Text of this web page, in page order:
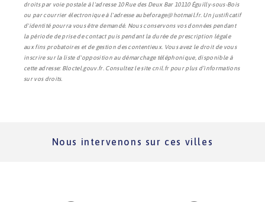
droits par voie postale à l'adresse 10 Rue des Deux Bar 10110 Éguilly-sous-Bois
ou par courrier électronique à l'adresse aubeforage@hotmail.fr. Un justificatif
d'identité pourra vous être demandé. Nous conservons vos données pendant
la période de prise de contact puis pendant la durée de prescription légale
aux fins probatoires et de gestion des contentieux. Vous avez le droit de vous
inscrire sur la liste d'opposition au démarchage téléphonique, disponible à
cette adresse: Bloctel.gouv.fr. Consultez le site cnil.fr pour plus d’informations
sur vos droits.
Nous intervenons sur ces villes